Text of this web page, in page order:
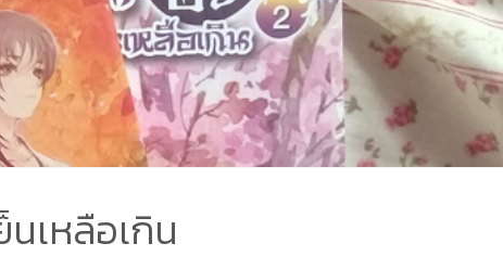
เหลือเกิน